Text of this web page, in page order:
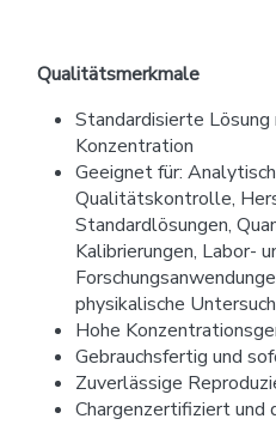
Qualitätsmerkmale
Standardisierte
Konzentration
Geeignet für:
Qualitätskontrolle,
Standardlösungen,
Kalibrierungen, Labor-
physikalische
Hohe
Gebrauchsfertig und
Zuverlässige
Chargenzertifiziert und